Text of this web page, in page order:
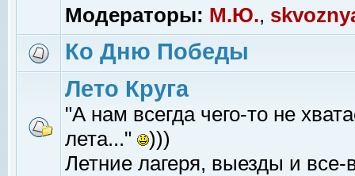
Модераторы: М.Ю.,
Ко Дню Победы
Лето Круга
"А нам всегда чего-то не
лета..."
)))
Летние лагеря, выезды и все-